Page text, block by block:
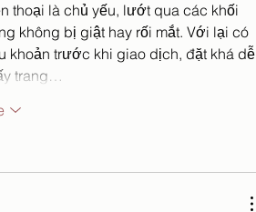
thoại là chủ yếu, lướt qua các khối
không bị giật hay rối mắt. Với lại có
khoản trước khi giao dịch, đặt khá dễ
trang…